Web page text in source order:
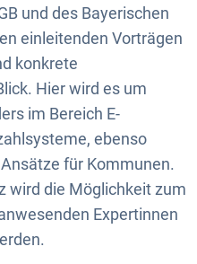
und des Bayerischen
einleitenden Vorträgen
konkrete
Hier wird es um
im Bereich E-
ebenso
für Kommunen.
wird die Möglichkeit zum
Expertinnen